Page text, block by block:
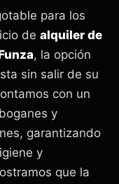
para los
de alquiler de
, la opción
sin salir de su
con un
y
garantizando
y
que la